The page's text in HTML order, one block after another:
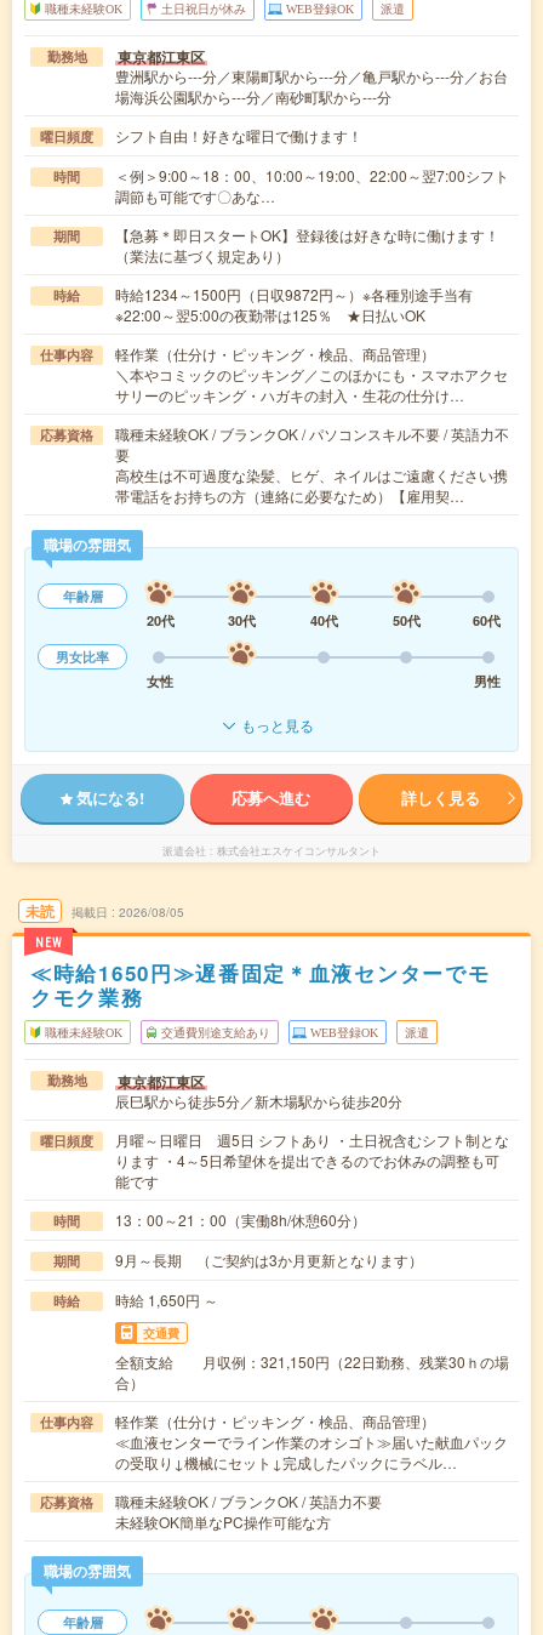
職種未経験OK 土日祝日が休み WEB登録OK 派遣
勤務地 東京都江東区
豊洲駅から---分／東陽町駅から---分／亀戸駅から---分／お台
場海浜公園駅から---分／南砂町駅から---分
曜日頻度 シフト自由！好きな曜日で働けます！
時間
＜例＞9:00～18：00、10:00～19:00、22:00～翌7:00シフト
調節も可能です〇あな…
期間
【急募＊即日スタートOK】登録後は好きな時に働けます！
（業法に基づく規定あり）
時給
時給1234～1500円（日収9872円～）※各種別途手当有
※22:00～翌5:00の夜勤帯は125％ ★日払いOK
仕事内容
軽作業（仕分け・ピッキング・検品、商品管理）
＼本やコミックのピッキング／このほかにも・スマホアクセ
サリーのピッキング・ハガキの封入・生花の仕分け…
応募資格
職種未経験OK / ブランクOK / パソコンスキル不要 / 英語力不
要
高校生は不可過度な染髪、ヒゲ、ネイルはご遠慮ください携
帯電話をお持ちの方（連絡に必要なため）【雇用契…
職場の雰囲気
年齢層
20代
30代 40代 50代
60代
男女比率
女性
男性
もっと見る
気になる! 応募へ進む 詳しく見る
派遣会社 株式会社エスケイコンサルタント
未読
NEW
掲載日 2026/08/05
≪時給1650円≫遅番固定＊血液センターでモ
クモク業務
職種未経験OK 交通費別途支給あり WEB登録OK 派遣
勤務地 東京都江東区
辰巳駅から徒歩5分／新木場駅から徒歩20分
曜日頻度
月曜～日曜日 週5日 シフトあり ・土日祝含むシフト制とな
ります ・4～5日希望休を提出できるのでお休みの調整も可
能です
時間 13：00～21：00（実働8h/休憩60分）
期間 9月～長期 （ご契約は3か月更新となります）
時給 時給 1,650円 ～
交通費
全額支給 月収例：321,150円（22日勤務、残業30ｈの場
合）
仕事内容
軽作業（仕分け・ピッキング・検品、商品管理）
≪血液センターでライン作業のオシゴト≫届いた献血パック
の受取り↓機械にセット↓完成したパックにラベル…
応募資格
職種未経験OK / ブランクOK / 英語力不要
未経験OK簡単なPC操作可能な方
職場の雰囲気
年齢層